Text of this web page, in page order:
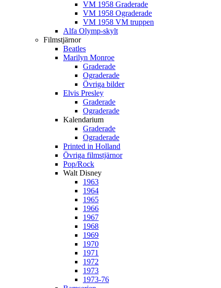
VM 1958 Graderade
VM 1958 Ograderade
VM 1958 VM truppen
Alfa Olymp-skylt
Filmstjärnor
Beatles
Marilyn Monroe
Graderade
Ograderade
Övriga bilder
Elvis Presley
Graderade
Ograderade
Kalendarium
Graderade
Ograderade
Printed in Holland
Övriga filmstjärnor
Pop/Rock
Walt Disney
1963
1964
1965
1966
1967
1968
1969
1970
1971
1972
1973
1973-76